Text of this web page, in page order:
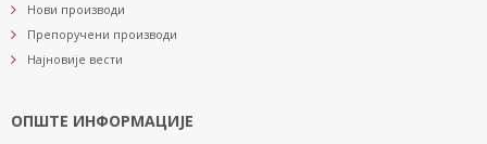
Нови производи
Препоручени производи
Најновије вести
ОПШТЕ ИНФОРМАЦИЈЕ